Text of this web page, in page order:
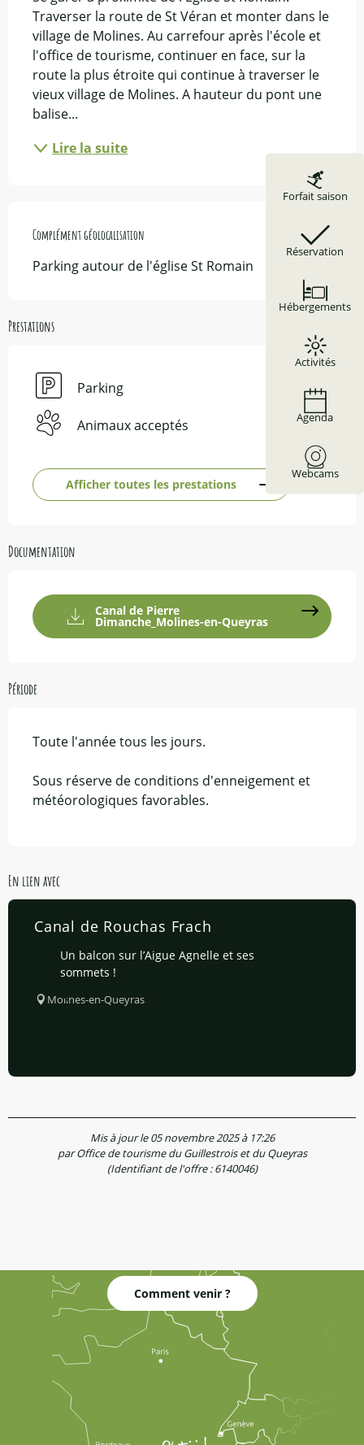
Forfait saison
Réservation
Hébergements
Activités
Agenda
Webcams
Traverser la route de St Véran et monter dans le
village de Molines. Au carrefour après l'école et
l'office de tourisme, continuer en face, sur la
route la plus étroite qui continue à traverser le
vieux village de Molines. A hauteur du pont une
balise...
Lire la suite
Complément géolocalisation
Complément géolocalisation
Parking autour de l'église St Romain
Prestations
Parking
Animaux acceptés
Afficher toutes les prestations
Documentation
Canal de Pierre
Dimanche_Molines-en-Queyras
Période
Toute l'année tous les jours.
Sous réserve de conditions d'enneigement et
météorologiques favorables.
En lien avec
Canal de Rouchas Frach
Un balcon sur l’Aigue Agnelle et ses
sommets !
Molines-en-Queyras
Mis à jour le 05 novembre 2025 à 17:26
par Office de tourisme du Guillestrois et du Queyras
(Identifiant de l'offre :6140046)
Comment venir ?